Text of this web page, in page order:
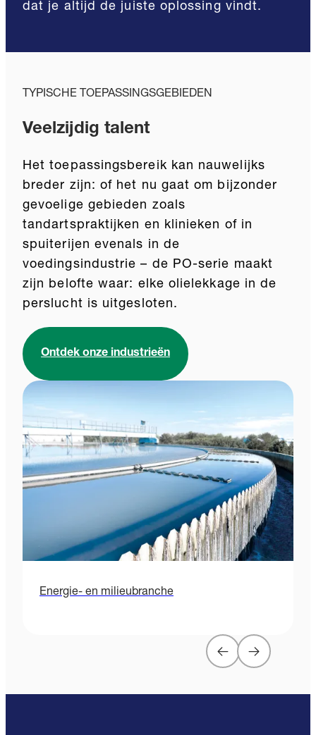
dat je altijd de juiste oplossing vindt.
TYPISCHE TOEPASSINGSGEBIEDEN
Veelzijdig talent
Het toepassingsbereik kan nauwelijks
breder zijn: of het nu gaat om bijzonder
gevoelige gebieden zoals
tandartspraktijken en klinieken of in
spuiterijen evenals in de
voedingsindustrie – de PO-serie maakt
zijn belofte waar: elke olielekkage in de
perslucht is uitgesloten.
Ontdek onze industrieën
Energie- en milieubranche